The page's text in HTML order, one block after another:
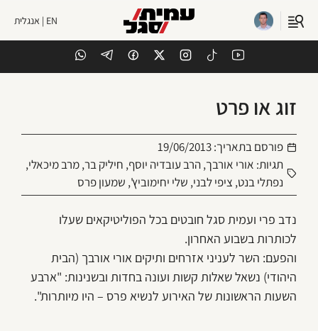
EN | אנגלית
זוג או פרט
פורסם בתאריך:19/06/2013
תגיות: אורי אורבך,הרב עובדיה יוסף, חיליק בר,מרב מיכאלי,
נפתלי בנט, ציפי לבני, שלי יחימוביץ', שמעון פרס
נדב פרי ועמית סגל חובטים בכל הפוליטיקאים שעלו
לכותרות בשבוע האחרון.
והפעם: השר לעניני אזרחים ותיקים אורי אורבך (הבית
היהודי) נשאל שאלות קשות ועונה בחדות ובשנינות: "ארבע
השעות הראשונות של האירוע לנשיא פרס – היו מיותרות".